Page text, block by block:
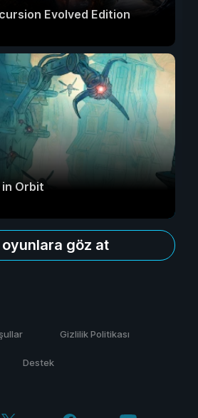
Evolved Edition
in Orbit
oyunlara göz at
Gizlilik Politikası
Destek